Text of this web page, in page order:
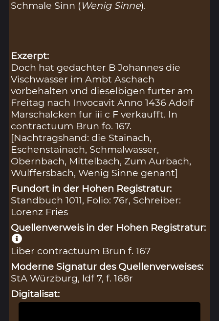
Schmale Sinn (Wenig Sinne).
Exzerpt:
Doch hat gedachter B Johannes die
Vischwasser im Ambt Aschach
vorbehalten vnd dieselbigen furter am
Freitag nach Invocavit Anno 1436 Adolf
Marschalcken fur iii c F verkaufft. In
contractuum Brun fo. 167.
[Nachtragshand: die Stainach,
Eschenstainach, Schmalwasser,
Obernbach, Mittelbach, Zum Aurbach,
Wulffersbach, Wenig Sinne genant]
Fundort in der Hohen Registratur:
Standbuch 1011, Folio: 76r, Schreiber:
Lorenz Fries
Quellenverweis in der Hohen Registratur:
Liber contractuum Brun f. 167
Moderne Signatur des Quellenverweises:
StA Würzburg, ldf 7, f. 168r
Digitalisat: